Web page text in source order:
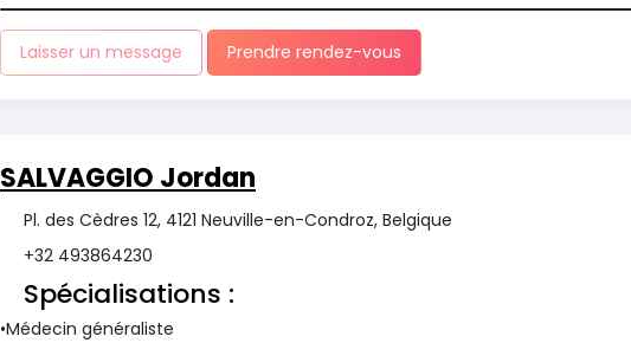
Laisser un message Prendre rendez-vous
SALVAGGIO Jordan
Pl. des Cèdres 12, 4121 Neuville-en-Condroz, Belgique
+32 493864230
Spécialisations :
Médecin généraliste